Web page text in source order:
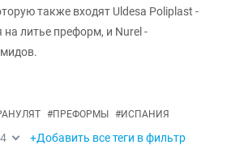
также входят Uldesa Poliplast -
литье преформ, и Nurel -
#ПРЕФОРМЫ #ИСПАНИЯ
4 +Добавить все теги в фильтр